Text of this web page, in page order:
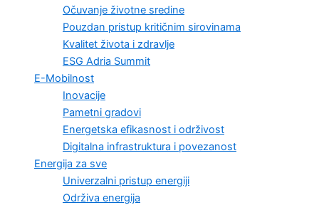
Očuvanje životne sredine
Pouzdan pristup kritičnim sirovinama
Kvalitet života i zdravlje
ESG Adria Summit
E-Mobilnost
Inovacije
Pametni gradovi
Energetska efikasnost i održivost
Digitalna infrastruktura i povezanost
Energija za sve
Univerzalni pristup energiji
Održiva energija